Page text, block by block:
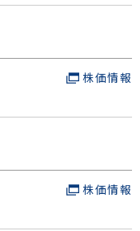
株価情報
株価情報